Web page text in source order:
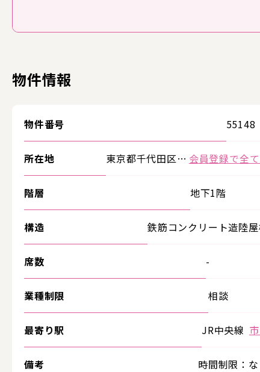
物件情報
物件番号 55148
所在地 東京都千代田区… 会員登録で全
階層 地下1階
構造 鉄筋コンクリート造陸
席数 -
業種制限 相談
最寄り駅 JR中央線
備考
時間制限：な